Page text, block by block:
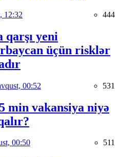
12:32 444
qarşı yeni
üçün risklər
00:52 531
min vakansiya niyə
00:50 511